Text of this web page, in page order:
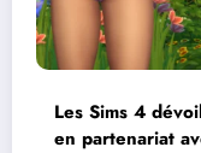
Les Sims 4
en partenariat